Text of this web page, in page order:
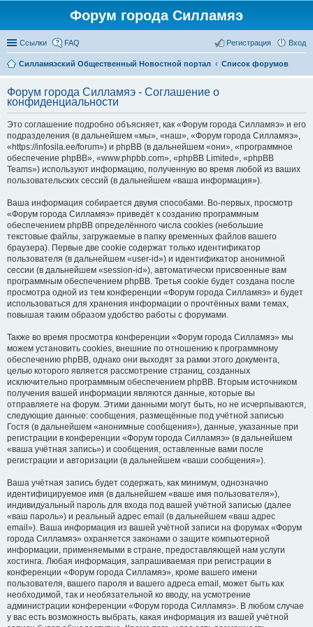
Форум города Силламяэ
Ссылки FAQ Вход
Регистрация
Силламяэский Общественный Новостной портал Список форумов
Форум города Силламяэ - Соглашение о
конфиденциальности
Это соглашение подробно объясняет, как «Форум города Силламяэ» и его
подразделения (в дальнейшем «мы», «наш», «Форум города Силламяэ»,
«https://infosila.ee/forum») и phpBB (в дальнейшем «они», «программное
обеспечение phpBB», «www.phpbb.com», «phpBB Limited», «phpBB
Teams») используют информацию, полученную во время любой из ваших
пользовательских сессий (в дальнейшем «ваша информация»).
Ваша информация собирается двумя способами. Во-первых, просмотр
«Форум города Силламяэ» приведёт к созданию программным
обеспечением phpBB определённого числа cookies (небольшие
текстовые файлы, загружаемые в папку временных файлов вашего
браузера). Первые две cookie содержат только идентификатор
пользователя (в дальнейшем «user-id») и идентификатор анонимной
сессии (в дальнейшем «session-id»), автоматически присвоенные вам
программным обеспечением phpBB. Третья cookie будет создана после
просмотра одной из тем конференции «Форум города Силламяэ» и будет
использоваться для хранения информации о прочтённых вами темах,
повышая таким образом удобство работы с форумами.
Также во время просмотра конференции «Форум города Силламяэ» мы
можем установить cookies, внешние по отношению к программному
обеспечению phpBB, однако они выходят за рамки этого документа,
целью которого является рассмотрение страниц, созданных
исключительно программным обеспечением phpBB. Вторым источником
получения вашей информации являются данные, которые вы
отправляете на форум. Этими данными могут быть, но не исчерпываются,
следующие данные: сообщения, размещённые под учётной записью
Гостя (в дальнейшем «анонимные сообщения»), данные, указанные при
регистрации в конференции «Форум города Силламяэ» (в дальнейшем
«ваша учётная запись») и сообщения, оставленные вами после
регистрации и авторизации (в дальнейшем «ваши сообщения»).
Ваша учётная запись будет содержать, как минимум, однозначно
идентифицируемое имя (в дальнейшем «ваше имя пользователя»),
индивидуальный пароль для входа под вашей учётной записью (далее
«ваш пароль») и реальный адрес email (в дальнейшем «ваш адрес
email»). Ваша информация из вашей учётной записи на форумах «Форум
города Силламяэ» охраняется законами о защите компьютерной
информации, применяемыми в стране, предоставляющей нам услуги
хостинга. Любая информация, запрашиваемая при регистрации в
конференции «Форум города Силламяэ», кроме вашего имени
пользователя, вашего пароля и вашего адреса email, может быть как
необходимой, так и необязательной ко вводу, на усмотрение
администрации конференции «Форум города Силламяэ». В любом случае
у вас есть возможность выбрать, какая информация из вашей учётной